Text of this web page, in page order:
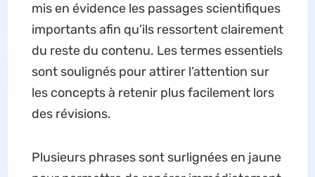
mis en évidence les passages scientifiques
importants afin qu’ils ressortent clairement
du reste du contenu. Les termes essentiels
sont soulignés pour attirer l’attention sur
les concepts à retenir plus facilement lors
des révisions.
Plusieurs phrases sont surlignées en jaune